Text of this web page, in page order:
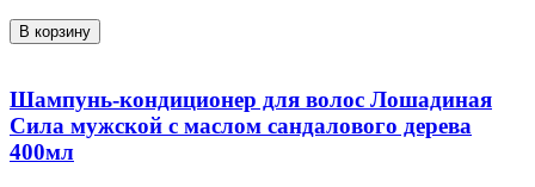
В корзину
Шампунь-кондиционер для волос Лошадиная
Сила мужской с маслом сандалового дерева
400мл